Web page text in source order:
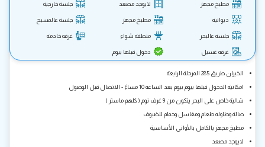
مطبخ مجهز لايوجد مصعد جلسة خارجية
ديوانية مطبخ مجهز جلسة عالمسبح
جلسة عالبحر منطقة شواء غرفه خادمة
غرفه غسيل دخول قبلها بيوم
الخيران طريق 285 المرحلة الرابعة
امكانية الدخول قبلها بيوم بيوم بعد الساعه 10 مساءً - الاتصال قبل الوصول
شالية خاص على البحر يتكون من 9 غرف نوم ( كلهم ماستر )
صالة وطاوله طعام ومغاسل وحمام للضيوف
مطبخ مجهز بالكامل بالأواني الأساسية
لايوجد مصعد